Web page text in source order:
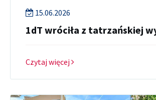
15.06.2026
1dT wróciła z tatrzańskiej
Czytaj więcej